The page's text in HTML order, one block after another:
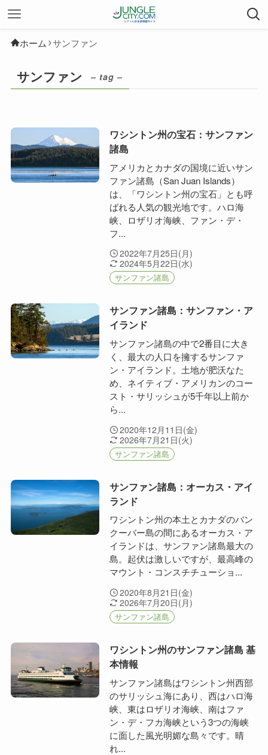
ホーム サンファン
サンファン – tag –
ワシントン州の宝石：サンファン
諸島
アメリカとカナダの国境に近いサン
ファン諸島（San Juan Islands）
は、「ワシントン州の宝石」とも呼
ばれる人気の観光地です。ハロ海
峡、ロザリオ海峡、ファン・デ・
フ...
2022年7月25日(月)
2024年5月22日(水)
サンファン諸島
サンファン諸島：サンファン・ア
イランド
サンファン諸島の中で2番目に大き
く、最大の人口を擁するサンファ
ン・アイランド。土地が肥沃なた
め、ネイティブ・アメリカンのコー
スト・サリッシュが5千年以上前か
ら...
2020年12月11日(金)
2026年7月21日(火)
サンファン諸島
サンファン諸島：オーカス・アイ
ランド
ワシントン州の本土とカナダのバン
クーバー島の間にあるオーカス・ア
イランドは、サンファン諸島最大の
島。起伏は激しいですが、最高峰の
マウント・コンスチチューショ...
2020年8月21日(金)
2026年7月20日(月)
サンファン諸島
ワシントン州のサンファン諸島 基
本情報
サンファン諸島はワシントン州西部
のサリッシュ海にあり、西はハロ海
峡、東はロザリオ海峡、南はファ
ン・デ・フカ海峡という3つの海峡
に面した風光明媚な島々です。晴
れ...